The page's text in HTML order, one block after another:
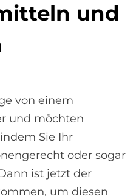
und
von einem
und möchten
Sie Ihr
oder sogar
ist jetzt der
um diesen